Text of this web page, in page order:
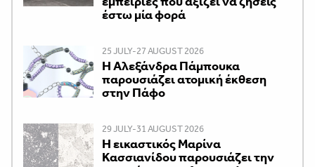
έστω μία φορά
25 JULY-27 AUGUST 2026
Η Αλεξάνδρα Πάμπουκα
παρουσιάζει ατομική έκθεση
στην Πάφο
29 JULY-31 AUGUST 2026
Η εικαστικός Μαρίνα
Κασσιανίδου παρουσιάζει την